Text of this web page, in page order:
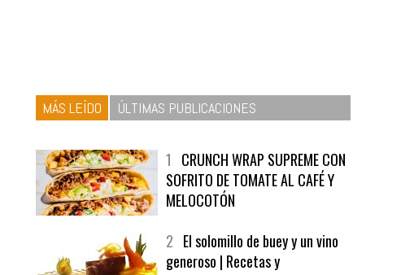
MÁS LEÍDO ÚLTIMAS PUBLICACIONES
SOFRITO DE TOMATE AL CAFÉ Y
MELOCOTÓN